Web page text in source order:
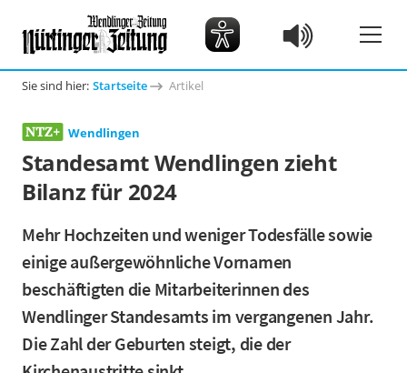
Sie sind hier: Startseite Artikel
Wendlingen
Standesamt Wendlingen zieht
Bilanz für 2024
Mehr Hochzeiten und weniger Todesfälle sowie
einige außergewöhnliche Vornamen
beschäftigten die Mitarbeiterinnen des
Wendlinger Standesamts im vergangenen Jahr.
Die Zahl der Geburten steigt, die der